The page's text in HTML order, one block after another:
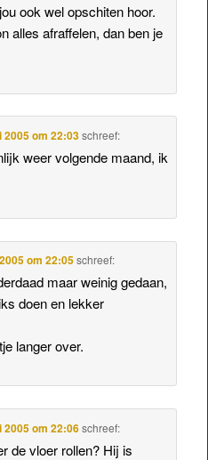
ook wel opschiten hoor.
alles afraffelen, dan ben je
2005 om 22:03 schreef:
weer volgende maand, ik
om 22:05 schreef:
maar weinig gedaan,
doen en lekker
langer over.
2005 om 22:06 schreef:
de vloer rollen? Hij is